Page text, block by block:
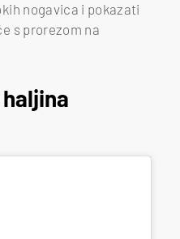
nogavica i pokazati
s prorezom na